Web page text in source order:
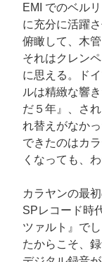
EMI でのベル
に充分に活躍
俯瞰して、木
それはクレン
に思える。ド
ルは精緻な響
だ５年』、さ
れ替えがなか
できたのはカ
くなっても、
カラヤンの最
SPレコード時
ツァルト』で
たからこそ、